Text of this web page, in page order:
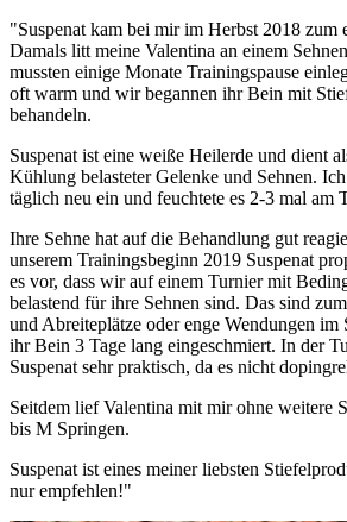
"Suspenat kam bei mir im Herbst 2018 zum
Damals litt meine Valentina an einem
mussten einige Monate Trainingspause
oft warm und wir begannen ihr Bein mit
behandeln.
Suspenat ist eine weiße Heilerde und dient
Kühlung belasteter Gelenke und Sehnen.
täglich neu ein und feuchtete es 2-3 mal am
Ihre Sehne hat auf die Behandlung gut
unserem Trainingsbeginn 2019 Suspenat
es vor, dass wir auf einem Turnier mit
belastend für ihre Sehnen sind. Das sind
und Abreiteplätze oder enge Wendungen
ihr Bein 3 Tage lang eingeschmiert. In der
Suspenat sehr praktisch, da es nicht
Seitdem lief Valentina mit mir ohne weitere
bis M Springen.
Suspenat ist eines meiner liebsten
nur empfehlen!"